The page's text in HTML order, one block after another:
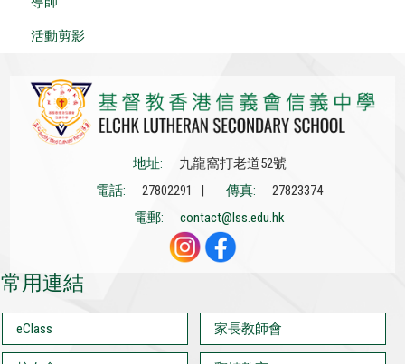
活動剪影
地址:
九龍窩打老道52號
電話:
27802291 | 傳真:
27823374
電郵:
contact@lss.edu.hk
常用連結
eClass 家長教師會